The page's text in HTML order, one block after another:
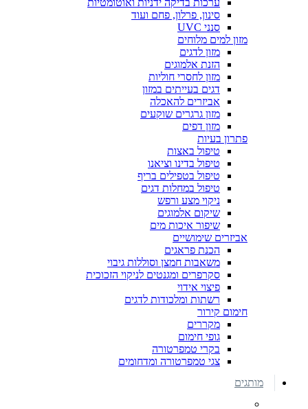
סינון, פרלון, פחם ועוד
סנני UVC
מזון למים מלוחים
מזון לדגים
הזנת אלמוגים
מזון לחסרי חוליות
דגים בעייתים במזון
אביזרים להאכלה
מזון גרגרים שוקעים
מזון דפים
פתרון בעיות
טיפול באצות
טיפול בדינו וציאנו
טיפול בטפילים בריף
טיפול במחלות דגים
ניקוי מצע ורפש
שיקום אלמוגים
שיפור איכות מים
אביזרים שימושיים
הכנת פראגים
משאבות חמצן וסוללות גיבוי
סקרפרים ומגנטים לניקוי הזכוכית
פיצוי אידוי
רשתות ומלכודות לדגים
חימום קירור
מקררים
גופי חימום
בקרי טמפרטורה
צגי טמפרטורה ומדחומים
מותגים